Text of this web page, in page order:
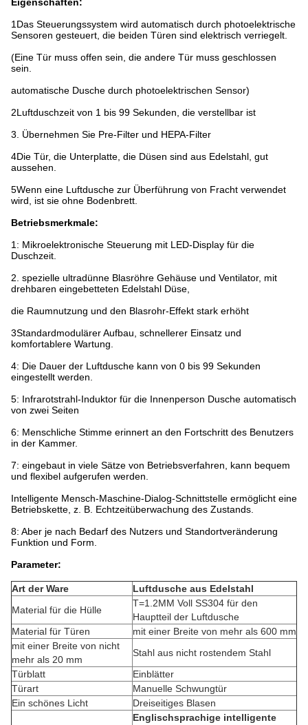
1Das Steuerungssystem wird automatisch durch photoelektrische
Sensoren gesteuert, die beiden Türen sind elektrisch verriegelt.
(Eine Tür muss offen sein, die andere Tür muss geschlossen
sein.
automatische Dusche durch photoelektrischen Sensor)
2Luftduschzeit von 1 bis 99 Sekunden, die verstellbar ist
3. Übernehmen Sie Pre-Filter und HEPA-Filter
4Die Tür, die Unterplatte, die Düsen sind aus Edelstahl, gut
aussehen.
5Wenn eine Luftdusche zur Überführung von Fracht verwendet
wird, ist sie ohne Bodenbrett.
Betriebsmerkmale:
1: Mikroelektronische Steuerung mit LED-Display für die
Duschzeit.
2. spezielle ultradünne Blasröhre Gehäuse und Ventilator, mit
drehbaren eingebetteten Edelstahl Düse,
die Raumnutzung und den Blasrohr-Effekt stark erhöht
3Standardmodulärer Aufbau, schnellerer Einsatz und
komfortablere Wartung.
4: Die Dauer der Luftdusche kann von 0 bis 99 Sekunden
eingestellt werden.
5: Infrarotstrahl-Induktor für die Innenperson Dusche automatisch
von zwei Seiten
6: Menschliche Stimme erinnert an den Fortschritt des Benutzers
in der Kammer.
7: eingebaut in viele Sätze von Betriebsverfahren, kann bequem
und flexibel aufgerufen werden.
Intelligente Mensch-Maschine-Dialog-Schnittstelle ermöglicht eine
Betriebskette, z. B. Echtzeitüberwachung des Zustands.
8: Aber je nach Bedarf des Nutzers und Standortveränderung
Funktion und Form.
Parameter:
Art der Ware
Luftdusche aus Edelstahl
Material für die Hülle
T=1.2MM Voll SS304 für den
Hauptteil der Luftdusche
Material für Türen
mit einer Breite von mehr als 600 mm
mit einer Breite von nicht
mehr als 20 mm
Stahl aus nicht rostendem Stahl
Türblatt
Einblätter
Türart
Manuelle Schwungtür
Ein schönes Licht
Dreiseitiges Blasen
Englischsprachige intelligente